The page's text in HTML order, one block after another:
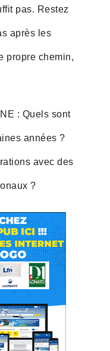
pas. Restez
après les
propre chemin,
: Quels sont
années ?
avec des
?